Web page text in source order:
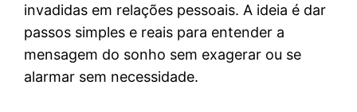
invadidas em relações pessoais. A ideia é dar
passos simples e reais para entender a
mensagem do sonho sem exagerar ou se
alarmar sem necessidade.